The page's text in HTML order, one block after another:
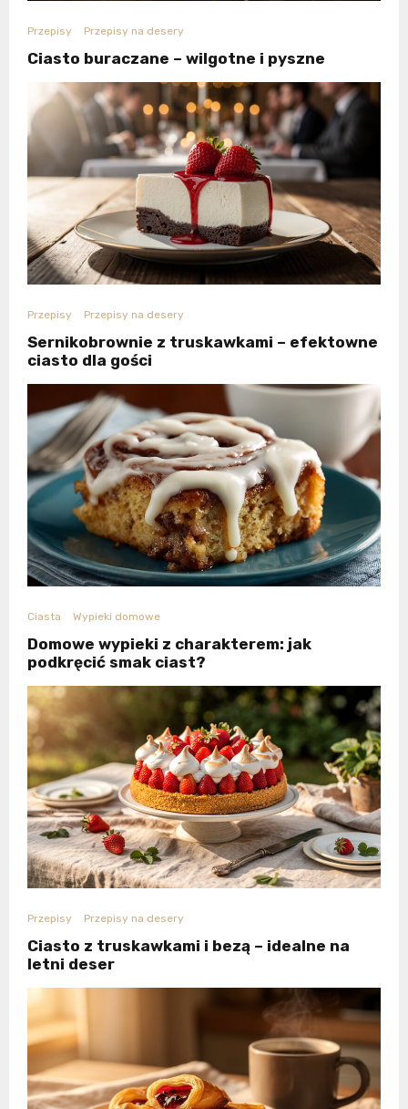
Przepisy Przepisy na desery
Ciasto buraczane – wilgotne i pyszne
Przepisy Przepisy na desery
Sernikobrownie z truskawkami – efektowne
ciasto dla gości
Ciasta Wypieki domowe
Domowe wypieki z charakterem: jak
podkręcić smak ciast?
Przepisy Przepisy na desery
Ciasto z truskawkami i bezą – idealne na
letni deser